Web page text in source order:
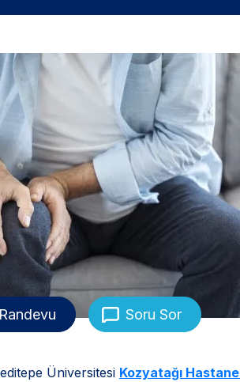
Randevu Soru Sor
Üniversitesi Kozyatağı